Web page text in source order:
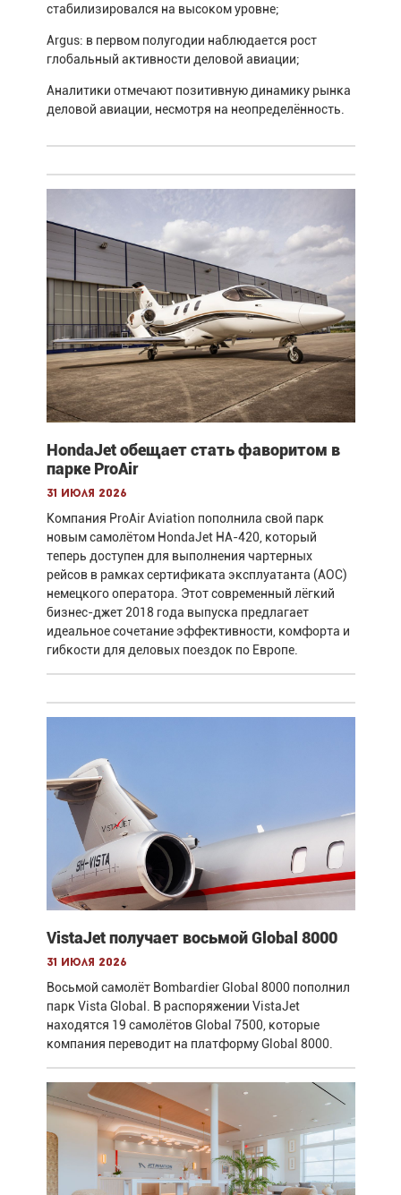
стабилизировался на высоком уровне;
Argus: в первом полугодии наблюдается рост
глобальный активности деловой авиации;
Аналитики отмечают позитивную динамику рынка
деловой авиации, несмотря на неопределённость.
HondaJet обещает стать фаворитом в
парке ProAir
31 июля 2026
Компания ProAir Aviation пополнила свой парк
новым самолётом HondaJet HA-420, который
теперь доступен для выполнения чартерных
рейсов в рамках сертификата эксплуатанта (AOC)
немецкого оператора. Этот современный лёгкий
бизнес-джет 2018 года выпуска предлагает
идеальное сочетание эффективности, комфорта и
гибкости для деловых поездок по Европе.
VistaJet получает восьмой Global 8000
31 июля 2026
Восьмой самолёт Bombardier Global 8000 пополнил
парк Vista Global. В распоряжении VistaJet
находятся 19 самолётов Global 7500, которые
компания переводит на платформу Global 8000.